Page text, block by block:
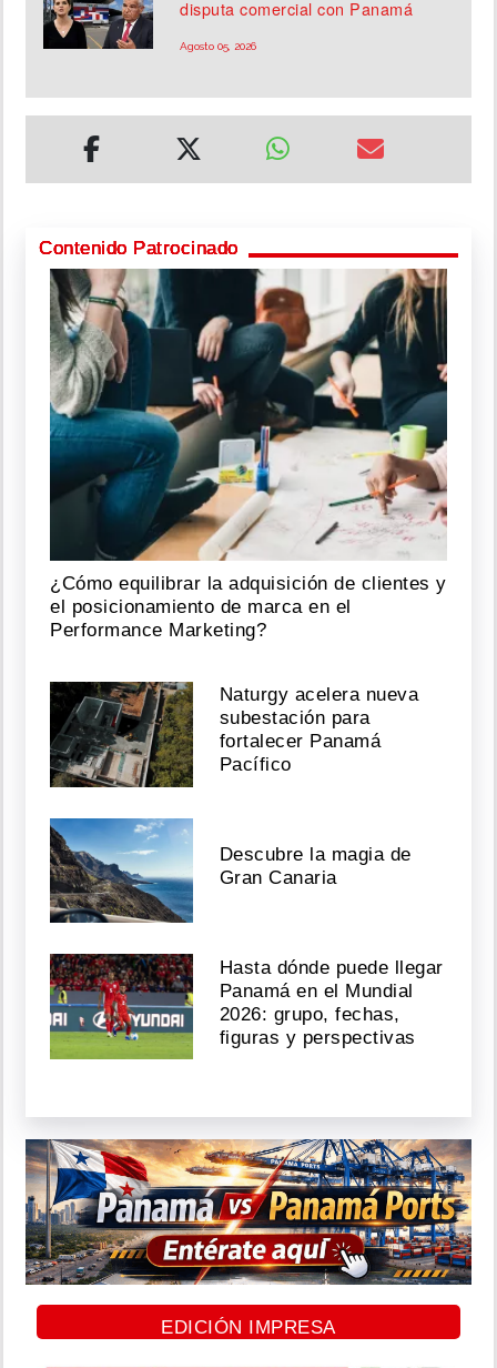
disputa comercial con Panamá
Agosto 05, 2026
Contenido Patrocinado
¿Cómo equilibrar la adquisición de clientes y
el posicionamiento de marca en el
Performance Marketing?
Naturgy acelera nueva
subestación para
fortalecer Panamá
Pacífico
Descubre la magia de
Gran Canaria
Hasta dónde puede llegar
Panamá en el Mundial
2026: grupo, fechas,
figuras y perspectivas
EDICIÓN IMPRESA